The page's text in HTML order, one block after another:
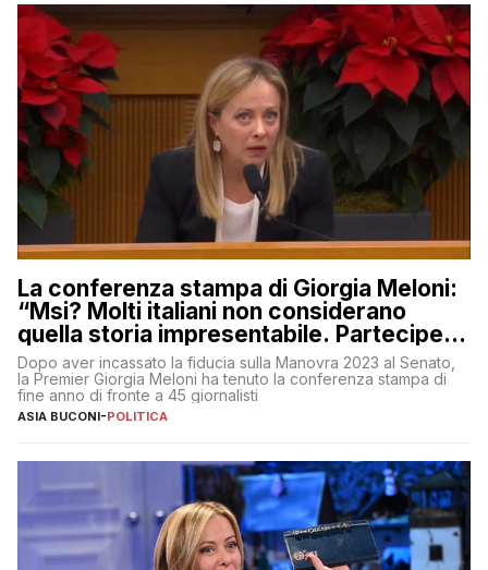
La conferenza stampa di Giorgia Meloni:
“Msi? Molti italiani non considerano
quella storia impresentabile. Parteciperò
al 25 aprile”
Dopo aver incassato la fiducia sulla Manovra 2023 al Senato,
la Premier Giorgia Meloni ha tenuto la conferenza stampa di
fine anno di fronte a 45 giornalisti
ASIA BUCONI-POLITICA